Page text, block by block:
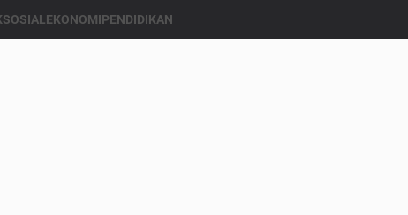
SOSIALEKONOMIPENDIDIKAN